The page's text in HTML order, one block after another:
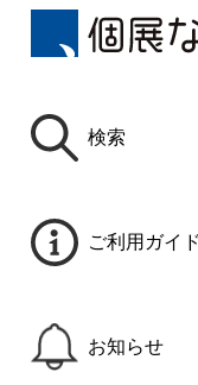
検索
ご利用ガイド
お知らせ